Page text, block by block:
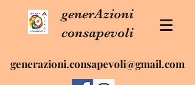
generAzioni
consapevoli
generazioni.consapevoli@gmail.com